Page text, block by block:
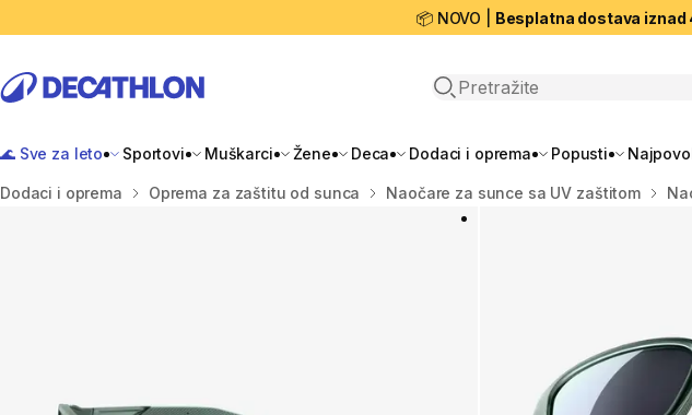
📦 NOVO | Besplatna dostava iznad
Open search
🌊 Sve za leto Sportovi Muškarci Žene Deca Dodaci i oprema Popusti
Početna stranica
Dodaci i oprema Oprema za zaštitu od sunca Naočare za sunce sa UV zaštitom